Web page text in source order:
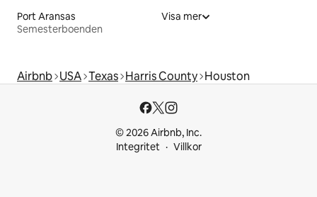
Port Aransas
Semesterboenden
Visa mer
Airbnb USA Texas Harris County Houston
© 2026 Airbnb, Inc.
Integritet
Villkor